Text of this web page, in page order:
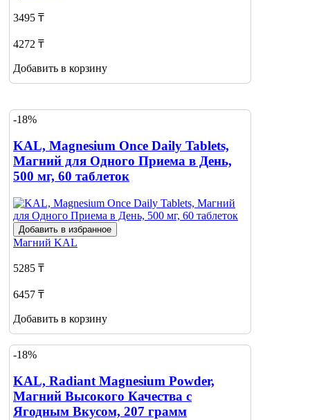
3495 ₸
4272 ₸
Добавить в корзину
-18%
KAL, Magnesium Once Daily Tablets,
Магний для Одного Приема в День,
500 мг, 60 таблеток
Добавить в избранное
Магний KAL
5285 ₸
6457 ₸
Добавить в корзину
-18%
KAL, Radiant Magnesium Powder,
Магний Высокого Качества с
Ягодным Вкусом, 207 грамм